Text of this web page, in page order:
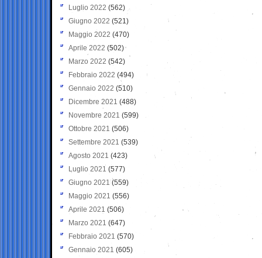
Luglio 2022 (562)
Giugno 2022 (521)
Maggio 2022 (470)
Aprile 2022 (502)
Marzo 2022 (542)
Febbraio 2022 (494)
Gennaio 2022 (510)
Dicembre 2021 (488)
Novembre 2021 (599)
Ottobre 2021 (506)
Settembre 2021 (539)
Agosto 2021 (423)
Luglio 2021 (577)
Giugno 2021(559)
Maggio 2021 (556)
Aprile 2021 (506)
Marzo 2021 (647)
Febbraio 2021 (570)
Gennaio 2021 (605)